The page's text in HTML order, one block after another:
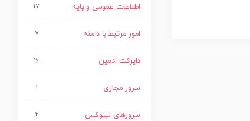
17 اطلاعات عمومی و پایه
7 امور مرتبط با دامنه
16 دایرکت ادمین
1 سرور مجازی
2 سرورهای لینوکس